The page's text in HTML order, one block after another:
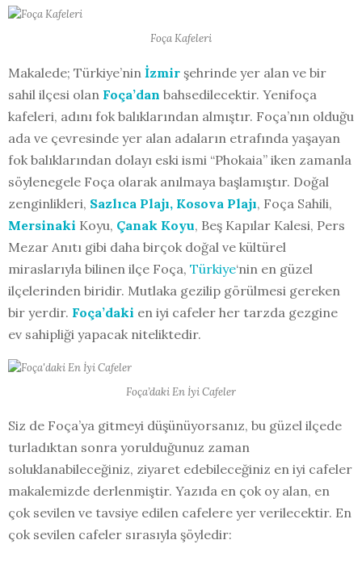
Foça Kafeleri
Makalede; Türkiye’nin İzmir şehrinde yer alan ve bir
sahil ilçesi olan Foça’dan bahsedilecektir. Yenifoça
kafeleri, adını fok balıklarından almıştır. Foça’nın olduğu
ada ve çevresinde yer alan adaların etrafında yaşayan
fok balıklarından dolayı eski ismi “Phokaia” iken zamanla
söylenegele Foça olarak anılmaya başlamıştır. Doğal
zenginlikleri, Sazlıca Plajı, Kosova Plajı, Foça Sahili,
Mersinaki Koyu, Çanak Koyu, Beş Kapılar Kalesi, Pers
Mezar Anıtı gibi daha birçok doğal ve kültürel
miraslarıyla bilinen ilçe Foça, Türkiye‘nin en güzel
ilçelerinden biridir. Mutlaka gezilip görülmesi gereken
bir yerdir. Foça’daki en iyi cafeler her tarzda gezgine
ev sahipliği yapacak niteliktedir.
Foça’daki En İyi Cafeler
Siz de Foça’ya gitmeyi düşünüyorsanız, bu güzel ilçede
turladıktan sonra yorulduğunuz zaman
soluklanabileceğiniz, ziyaret edebileceğiniz en iyi cafeler
makalemizde derlenmiştir. Yazıda en çok oy alan, en
çok sevilen ve tavsiye edilen cafelere yer verilecektir. En
çok sevilen cafeler sırasıyla şöyledir: